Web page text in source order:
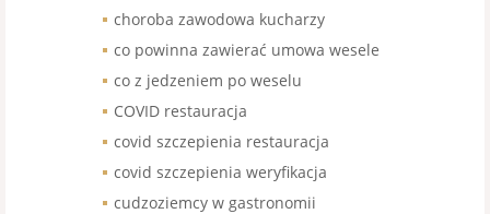
choroba zawodowa kucharzy
co powinna zawierać umowa wesele
co z jedzeniem po weselu
COVID restauracja
covid szczepienia restauracja
covid szczepienia weryfikacja
cudzoziemcy w gastronomii